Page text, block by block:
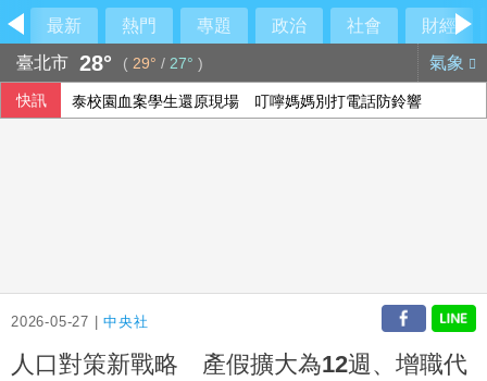
最新 熱門 專題 政治 社會
財經
臺北市 28° ( 29° / 27° ) 氣象
快訊 泰校園血案學生還原現場 叮嚀媽媽別打電話防鈴響
2026-05-27 |中央社
人口對策新戰略 產假擴大為12週、增職代